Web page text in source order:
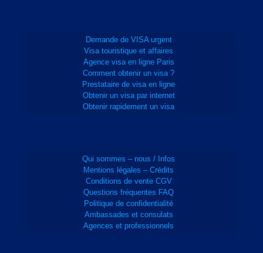
Demande de VISA urgent
Visa touristique et affaires
Agence visa en ligne Paris
Comment obtenir un visa ?
Prestataire de visa en ligne
Obtenir un visa par internet
Obtenir rapidement un visa
Qui sommes – nous / Infos
Mentions légales – Crédits
Conditions de vente CGV
Questions fréquentes FAQ
Politique de confidentialité
Ambassades et consulats
Agences et professionnels